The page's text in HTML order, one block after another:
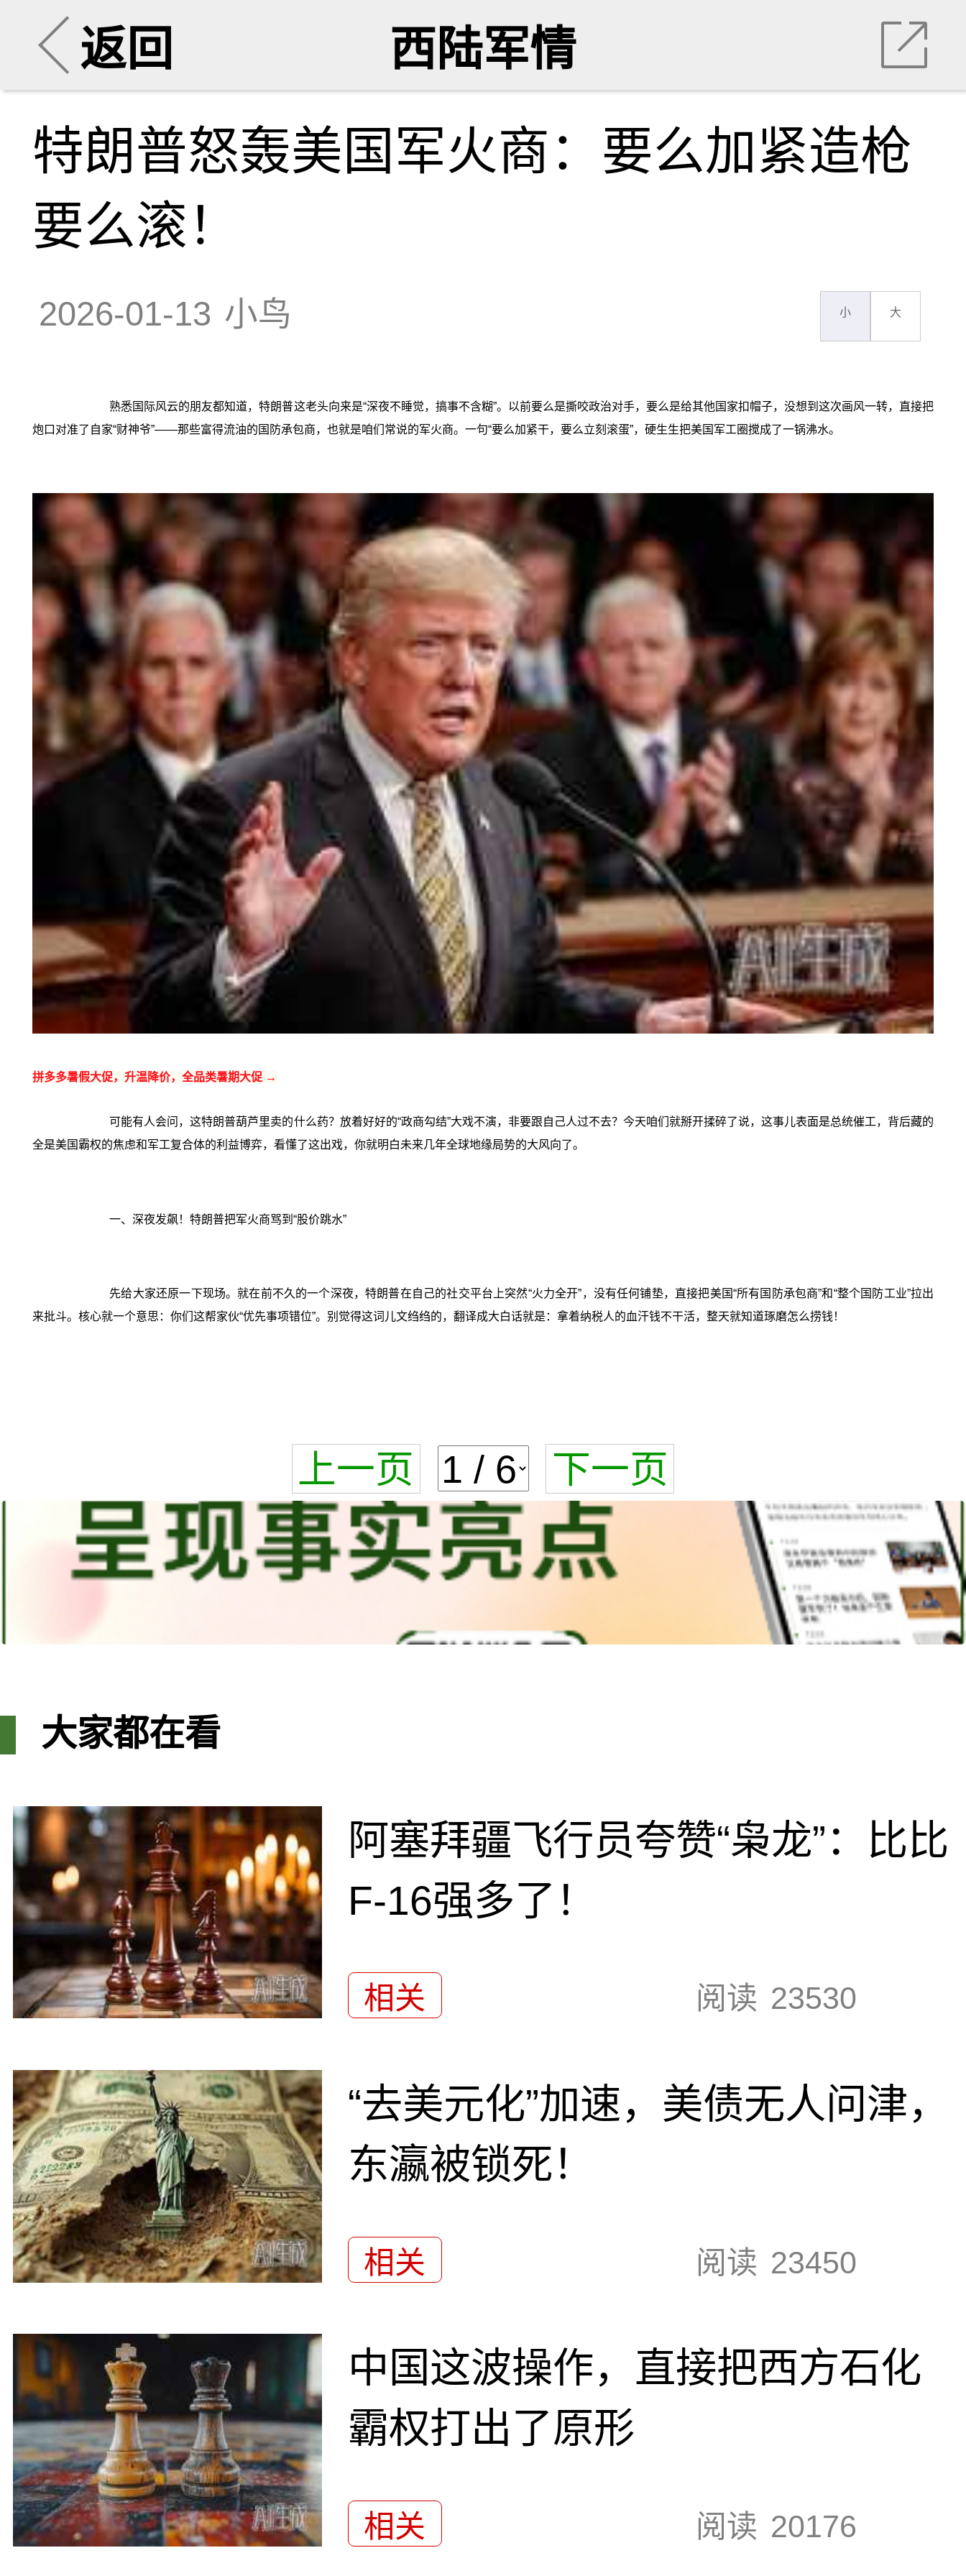
返回 西陆军情
特朗普怒轰美国军火商：要么加紧造枪
要么滚！
2026-01-13 小鸟 小 大
熟悉国际风云的朋友都知道，特朗普这老头向来是“深夜不睡觉，搞事不含糊”。以前要么是撕咬政治对手，要么是给其他国家扣帽子，没想到这次画风一转，直接把
炮口对准了自家“财神爷”——那些富得流油的国防承包商，也就是咱们常说的军火商。一句“要么加紧干，要么立刻滚蛋”，硬生生把美国军工圈搅成了一锅沸水。
拼多多暑假大促，升温降价，全品类暑期大促 →
可能有人会问，这特朗普葫芦里卖的什么药？放着好好的“政商勾结”大戏不演，非要跟自己人过不去？今天咱们就掰开揉碎了说，这事儿表面是总统催工，背后藏的
全是美国霸权的焦虑和军工复合体的利益博弈，看懂了这出戏，你就明白未来几年全球地缘局势的大风向了。
一、深夜发飙！特朗普把军火商骂到“股价跳水”
先给大家还原一下现场。就在前不久的一个深夜，特朗普在自己的社交平台上突然“火力全开”，没有任何铺垫，直接把美国“所有国防承包商”和“整个国防工业”拉出
来批斗。核心就一个意思：你们这帮家伙“优先事项错位”。别觉得这词儿文绉绉的，翻译成大白话就是：拿着纳税人的血汗钱不干活，整天就知道琢磨怎么捞钱！
上一页 下一页
大家都在看
阿塞拜疆飞行员夸赞“枭龙”：比比
F-16强多了！
相关 阅读 23530
“去美元化”加速，美债无人问津，
东瀛被锁死！
相关 阅读 23450
中国这波操作，直接把西方石化
霸权打出了原形
相关 阅读 20176